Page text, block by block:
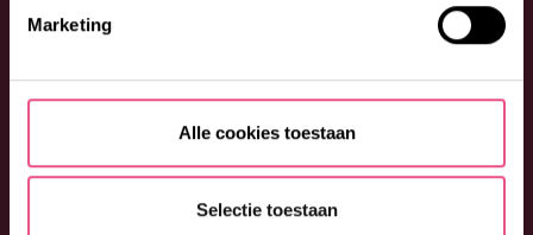
Marketing
Alle cookies toestaan
Selectie toestaan